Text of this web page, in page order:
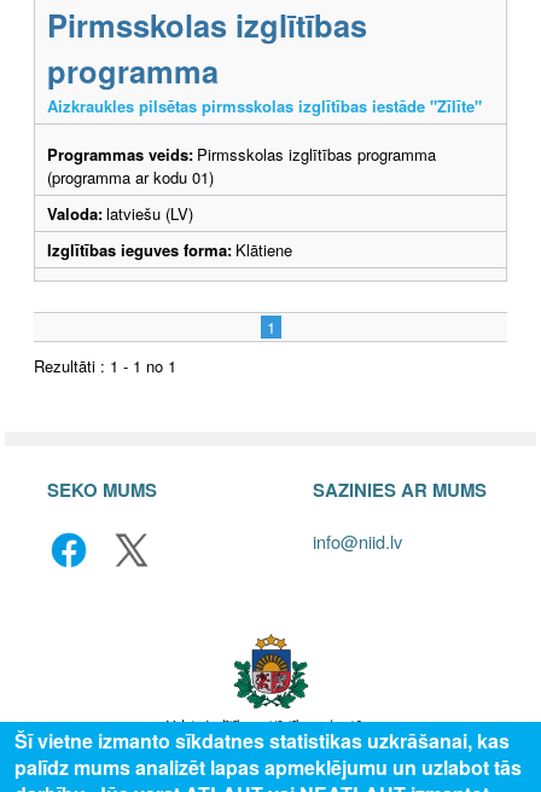
Pirmsskolas izglītības
programma
Aizkraukles pilsētas pirmsskolas izglītības iestāde "Zīlīte"
Programmas veids: Pirmsskolas izglītības programma
(programma ar kodu 01)
Valoda:latviešu (LV)
Izglītības ieguves forma: Klātiene
1
Rezultāti : 1 - 1 no 1
SEKO MUMS SAZINIES AR MUMS
info@niid.lv
© 2025 Valsts izglītības attīstības aģentūra, publicētā satura visas tiesības
Šī vietne izmanto sīkdatnes statistikas uzkrāšanai, kas
palīdz mums analizēt lapas apmeklējumu un uzlabot tās